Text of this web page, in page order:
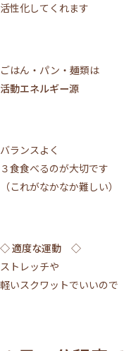
施術について
メニュー
ご利用の流れ
活性化してくれます
ごはん・パン・麺類は
活動エネルギー源
バランスよく
３食食べるのが大切です
（これがなかなか難しい）
◇ 適度な運動 ◇
ストレッチや
軽いスクワットでいいので